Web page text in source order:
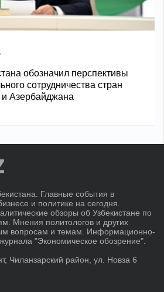
обозначил перспективы
сотрудничества стран
Азербайджана
Главные события в
и политике на сегодня.
обзоры об Узбекистане по
Мнения политологов и других
вопросам и темам. Информационно-
"Экономическое обозрение".
Чиланзарский район, ул. Новза 6